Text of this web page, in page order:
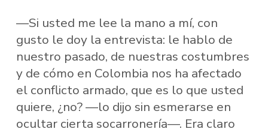
—Si usted me lee la mano a mí, con
gusto le doy la entrevista: le hablo de
nuestro pasado, de nuestras costumbres
y de cómo en Colombia nos ha afectado
el conflicto armado, que es lo que usted
quiere, ¿no? —lo dijo sin esmerarse en
ocultar cierta socarronería—. Era claro